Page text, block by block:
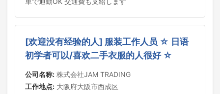
[欢迎没有经验的人] 服装工作人员 ☆ 日语
初学者可以/喜欢二手衣服的人很好 ☆
公司名称: 株式会社JAM TRADING
工作地点: 大阪府大阪市西成区